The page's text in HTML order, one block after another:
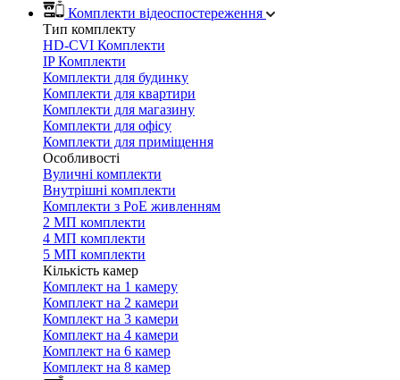
Комплекти відеоспостереження
Тип комплекту
HD-CVI Комплекти
IP Комплекти
Комплекти для будинку
Комплекти для квартири
Комплекти для магазину
Комплекти для офісу
Комплекти для приміщення
Особливості
Вуличні комплекти
Внутрішні комплекти
Комплекти з PoE живленням
2 МП комплекти
4 МП комплекти
5 МП комплекти
Кількість камер
Комплект на 1 камеру
Комплект на 2 камери
Комплект на 3 камери
Комплект на 4 камери
Комплект на 6 камер
Комплект на 8 камер